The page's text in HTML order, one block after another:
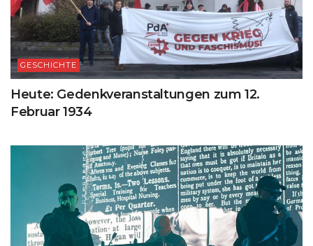
GESCHICHTE
Heute: Gedenkveranstaltungen zum 12.
Februar 1934